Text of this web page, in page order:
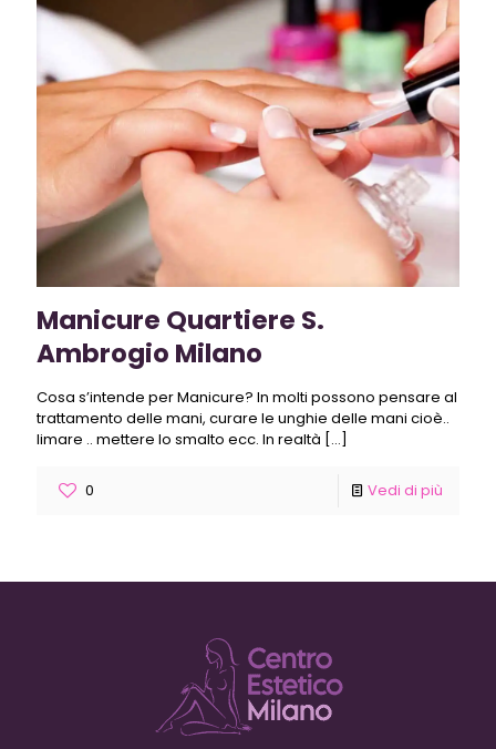
Manicure Quartiere S.
Ambrogio Milano
Cosa s’intende per Manicure? In molti possono pensare al
trattamento delle mani, curare le unghie delle mani cioè..
limare .. mettere lo smalto ecc. In realtà […]
0 Vedi di più